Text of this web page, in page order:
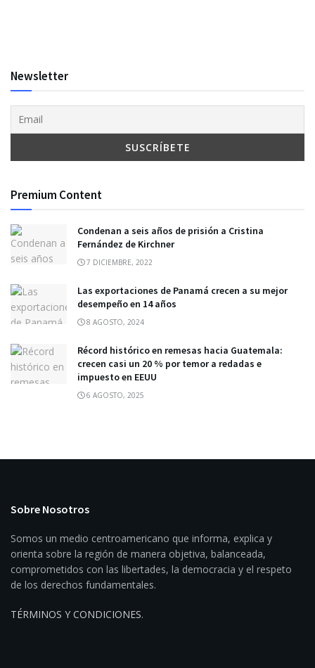
Newsletter
Premium Content
Condenan a seis años de prisión a Cristina
Fernández de Kirchner
7 DICIEMBRE, 2022
Las exportaciones de Panamá crecen a su mejor
desempeño en 14 años
8 AGOSTO, 2024
Récord histórico en remesas hacia Guatemala:
crecen casi un 20 % por temor a redadas e
impuesto en EEUU
6 AGOSTO, 2025
Sobre Nosotros
Somos un medio centroamericano que informa, explica y
orienta sobre la región de manera objetiva, balanceada,
comprometidos con las libertades, la democracia y el respeto
de los derechos fundamentales.
TÉRMINOS Y CONDICIONES.